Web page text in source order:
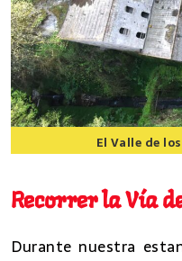
El Valle de
Recorrer la Vía
Durante nuestra